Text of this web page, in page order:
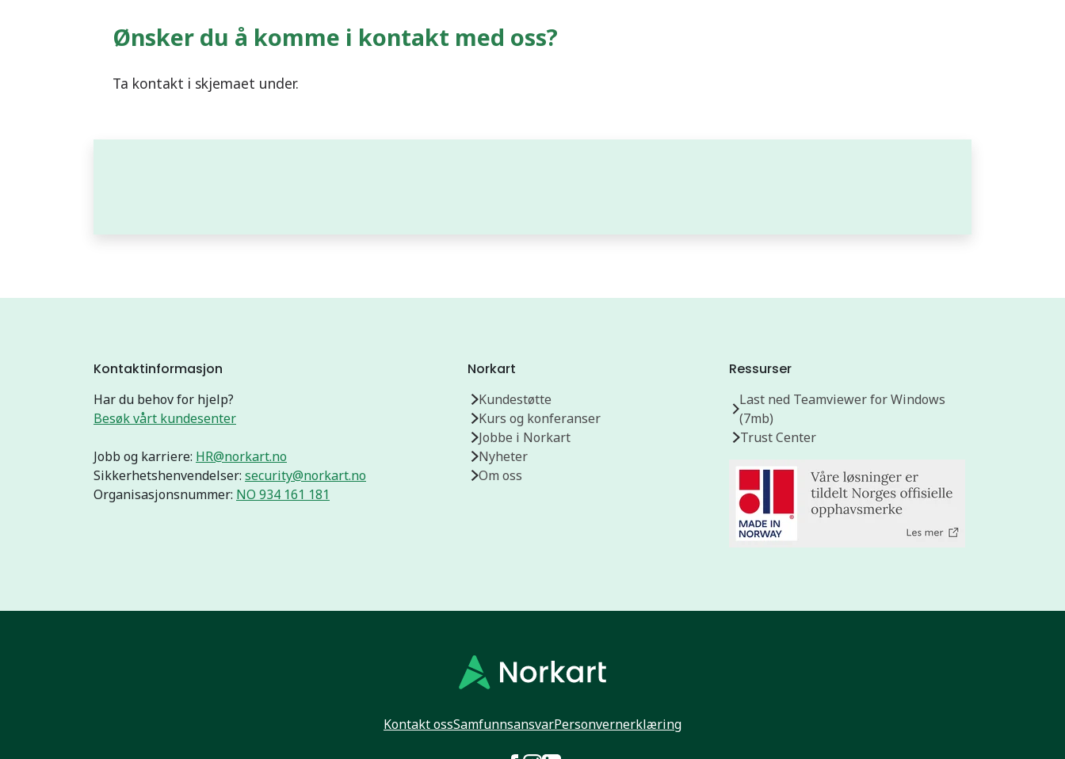
Ønsker du å komme i kontakt med oss?
Ta kontakt i skjemaet under.
Kontaktinformasjon
Har du behov for hjelp?
Besøk vårt kundesenter
Jobb og karriere: HR@norkart.no
Sikkerhetshenvendelser: security@norkart.no
Organisasjonsnummer: NO 934 161 181
Norkart
Kundestøtte
Kurs og konferanser
Jobbe i Norkart
Nyheter
Om oss
Ressurser
Last ned Teamviewer for Windows
(7mb)
Trust Center
Kontakt ossSamfunnsansvarPersonvernerklæring